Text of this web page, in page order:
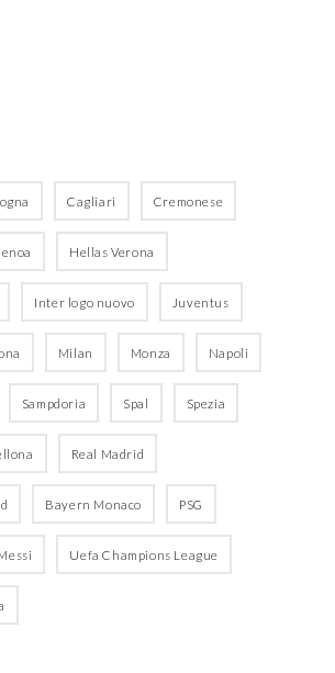
Cagliari Cremonese
Hellas Verona
Inter logo nuovo Juventus
Milan Monza Napoli
Sampdoria Spal Spezia
Real Madrid
Bayern Monaco PSG
Uefa Champions League